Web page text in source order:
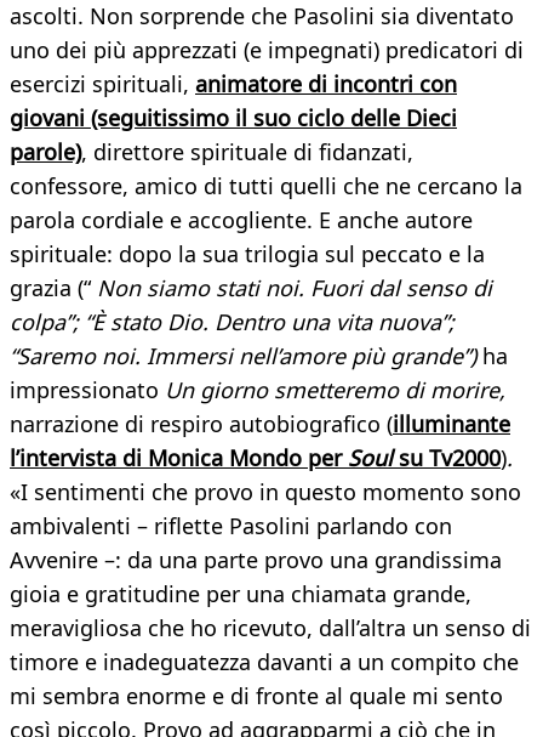
ascolti. Non sorprende che Pasolini sia diventato
uno dei più apprezzati (e impegnati) predicatori di
esercizi spirituali, animatore di incontri con
giovani (seguitissimo il suo ciclo delle Dieci
parole), direttore spirituale di fidanzati,
confessore, amico di tutti quelli che ne cercano la
parola cordiale e accogliente. E anche autore
spirituale: dopo la sua trilogia sul peccato e la
grazia (“ Non siamo stati noi. Fuori dal senso di
colpa”; “È stato Dio. Dentro una vita nuova”;
“Saremo noi. Immersi nell’amore più grande”)ha
impressionato Un giorno smetteremo di morire,
narrazione di respiro autobiografico (illuminante
l’intervista di Monica Mondo per Soulsu Tv2000).
«I sentimenti che provo in questo momento sono
ambivalenti – riflette Pasolini parlando con
Avvenire –: da una parte provo una grandissima
gioia e gratitudine per una chiamata grande,
meravigliosa che ho ricevuto, dall’altra un senso di
timore e inadeguatezza davanti a un compito che
mi sembra enorme e di fronte al quale mi sento
così piccolo. Provo ad aggrapparmi a ciò che in